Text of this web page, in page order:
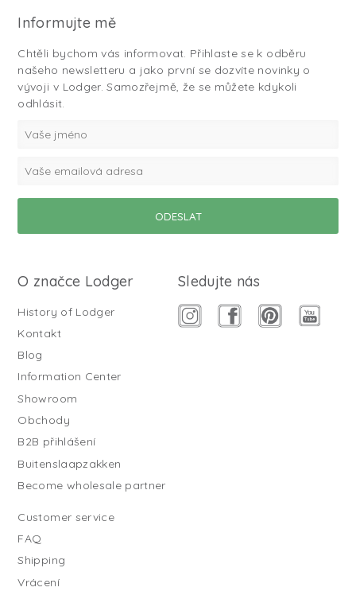
Informujte mě
Chtěli bychom vás informovat. Přihlaste se k odběru
našeho newsletteru a jako první se dozvíte novinky o
vývoji v Lodger. Samozřejmě, že se můžete kdykoli
odhlásit.
O značce Lodger
History of Lodger
Kontakt
Blog
Information Center
Showroom
Obchody
B2B přihlášení
Buitenslaapzakken
Become wholesale partner
Customer service
FAQ
Shipping
Vrácení
Sledujte nás